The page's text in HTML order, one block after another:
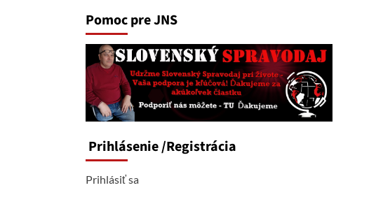
Pomoc pre JNS
Prihlásenie/Registrácia
Prihlásiť sa